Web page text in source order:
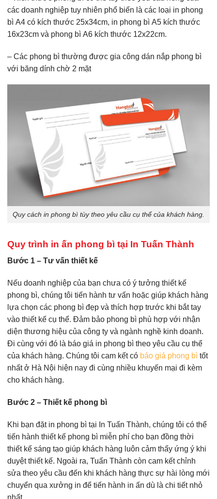
các doanh nghiệp tuy nhiên phổ biến là các loại in phong
bì A4 có kích thước 25x34cm, in phong bì A5 kích thước
16x23cm và phong bì A6 kích thước 12x22cm.
– Các phong bì thường được gia công dán nắp phong bì
với băng dính chờ 2 mặt
Quy cách in phong bì tùy theo yêu cầu cụ thể của khách hàng.
Quy trình in ấn phong bì tại In Tuấn Thành
Bước 1 – Tư vấn thiết kế
Nếu doanh nghiệp của bạn chưa có ý tưởng thiết kế
phong bì, chúng tôi tiến hành tư vấn hoặc giúp khách hàng
lựa chọn các phong bì đẹp và thích hợp trước khi bắt tay
vào thiết kế cụ thể. Đảm bảo phong bì phù hợp với nhận
diện thương hiệu của công ty và ngành nghề kinh doanh.
Đi cùng với đó là báo giá in phong bì theo yêu cầu cụ thể
của khách hàng. Chúng tôi cam kết có báo giá phong bì tốt
nhất ở Hà Nội hiện nay đi cùng nhiều khuyến mại đi kèm
cho khách hàng.
Bước 2 – Thiết kế phong bì
Khi bạn đặt in phong bì tại In Tuấn Thành, chúng tôi có thể
tiến hành thiết kế phong bì miễn phí cho bạn đồng thời
thiết kế sáng tạo giúp khách hàng luôn cảm thấy ứng ý khi
duyệt thiết kế. Ngoài ra, Tuấn Thành còn cam kết chỉnh
sửa theo yêu cầu đến khi khách hàng thực sự hài lòng mới
chuyển qua xưởng in để tiến hành in ấn dù là chi tiết nhỏ
nhất.